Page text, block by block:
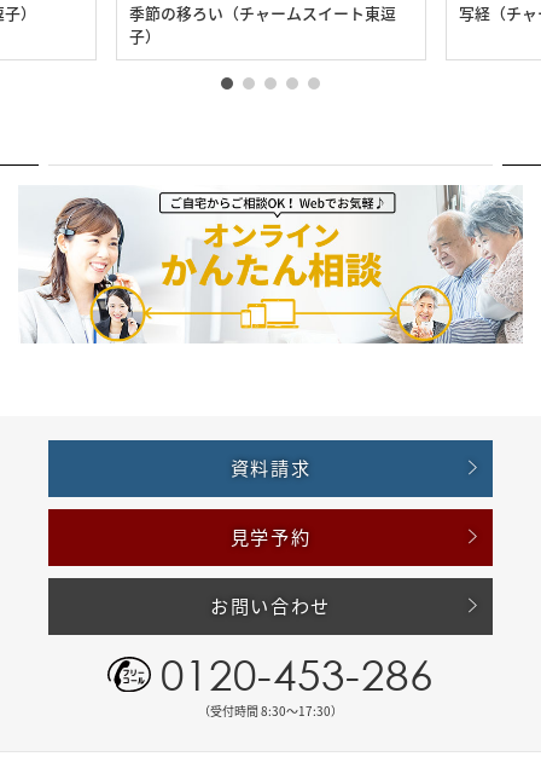
）
季節の移ろい（チャームスイート東逗
子）
写経（チ
資料請求
見学予約
お問い合わせ
0120-453-286
（受付時間 8:30〜17:30）